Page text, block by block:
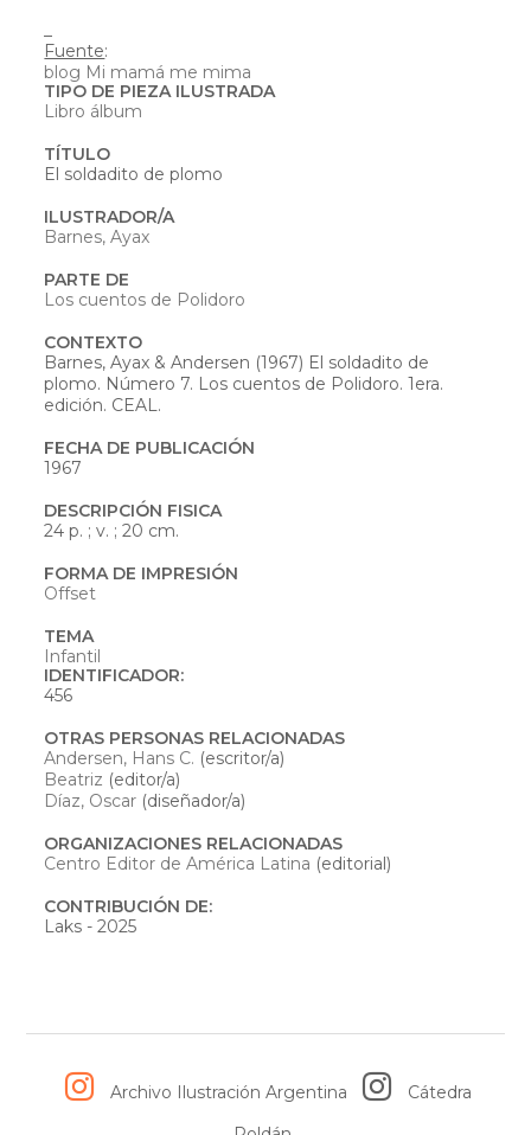
Fuente:
blog Mi mamá me mima
TIPO DE PIEZA ILUSTRADA
Libro álbum
TÍTULO
El soldadito de plomo
ILUSTRADOR/A
Barnes, Ayax
PARTE DE
Los cuentos de Polidoro
CONTEXTO
Barnes, Ayax & Andersen (1967) El soldadito de
plomo. Número 7. Los cuentos de Polidoro. 1era.
edición. CEAL.
FECHA DE PUBLICACIÓN
1967
DESCRIPCIÓN FISICA
24 p. ; v. ; 20 cm.
FORMA DE IMPRESIÓN
Offset
TEMA
Infantil
IDENTIFICADOR:
456
OTRAS PERSONAS RELACIONADAS
Andersen, Hans C. (escritor/a)
Beatriz (editor/a)
Díaz, Oscar (diseñador/a)
ORGANIZACIONES RELACIONADAS
Centro Editor de América Latina (editorial)
CONTRIBUCIÓN DE:
Laks - 2025
Archivo Ilustración Argentina
Cátedra